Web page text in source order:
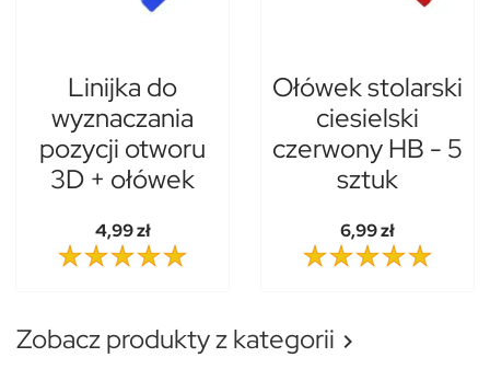
Linijka do
wyznaczania
pozycji otworu
3D + ołówek
4,99 zł
Ołówek stolarski
ciesielski
czerwony HB - 5
sztuk
6,99 zł
Zobacz produkty z kategorii 